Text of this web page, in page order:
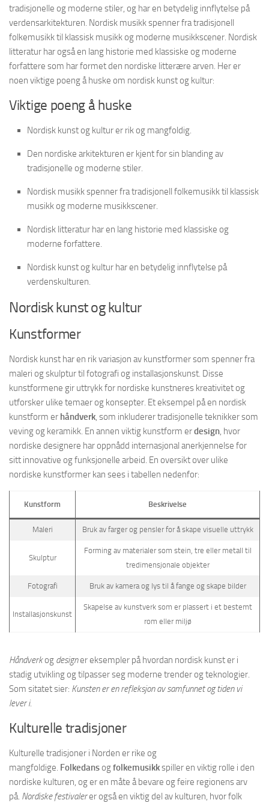
tradisjonelle og moderne stiler, og har en betydelig innflytelse på
verdensarkitekturen. Nordisk musikk spenner fra tradisjonell
folkemusikk til klassisk musikk og moderne musikkscener. Nordisk
litteratur har også en lang historie med klassiske og moderne
forfattere som har formet den nordiske litterære arven. Her er
noen viktige poeng å huske om nordisk kunst og kultur:
Viktige poeng å huske
Nordisk kunst og kultur er rik og mangfoldig.
Den nordiske arkitekturen er kjent for sin blanding av
tradisjonelle og moderne stiler.
Nordisk musikk spenner fra tradisjonell folkemusikk til klassisk
musikk og moderne musikkscener.
Nordisk litteratur har en lang historie med klassiske og
moderne forfattere.
Nordisk kunst og kultur har en betydelig innflytelse på
verdenskulturen.
Nordisk kunst og kultur
Kunstformer
Nordisk kunst har en rik variasjon av kunstformer som spenner fra
maleri og skulptur til fotografi og installasjonskunst. Disse
kunstformene gir uttrykk for nordiske kunstneres kreativitet og
utforsker ulike temaer og konsepter. Et eksempel på en nordisk
kunstform er håndverk, som inkluderer tradisjonelle teknikker som
veving og keramikk. En annen viktig kunstform erdesign, hvor
nordiske designere har oppnådd internasjonal anerkjennelse for
sitt innovative og funksjonelle arbeid. En oversikt over ulike
nordiske kunstformer kan sees i tabellen nedenfor:
Kunstform Beskrivelse
Maleri Bruk av farger og pensler for å skape visuelle uttrykk
Skulptur
Forming av materialer som stein, tre eller metall til
tredimensjonale objekter
Fotografi Bruk av kamera og lys til å fange og skape bilder
Installasjonskunst
Skapelse av kunstverk som er plassert i et bestemt
rom eller miljø
Håndverkog designer eksempler på hvordan nordisk kunst er i
stadig utvikling og tilpasser seg moderne trender og teknologier.
Som sitatet sier: Kunsten er en refleksjon av samfunnet og tiden vi
lever i.
Kulturelle tradisjoner
Kulturelle tradisjoner i Norden er rike og
mangfoldige. Folkedansogfolkemusikkspiller en viktig rolle i den
nordiske kulturen, og er en måte å bevare og feire regionens arv
på. Nordiske festivalerer også en viktig del av kulturen, hvor folk